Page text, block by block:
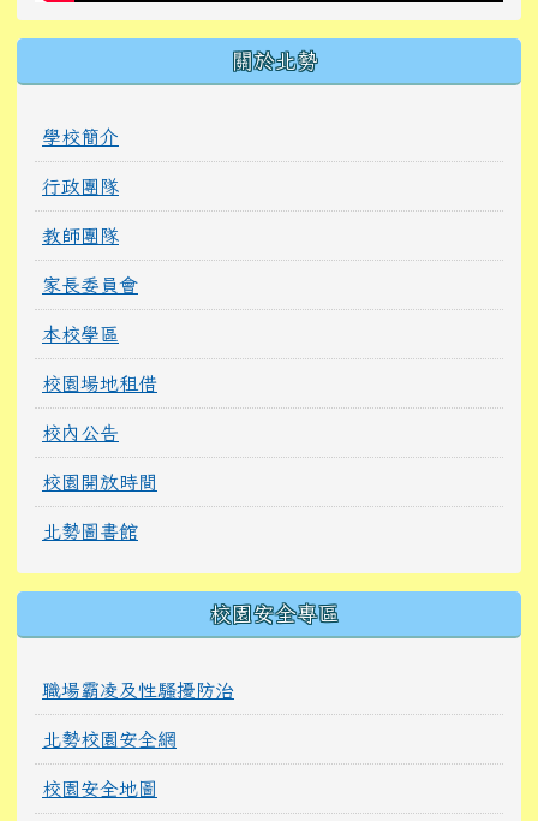
關於北勢
學校簡介
行政團隊
教師團隊
家長委員會
本校學區
校園場地租借
校內公告
校園開放時間
北勢圖書館
校園安全專區
職場霸凌及性騷擾防治
北勢校園安全網
校園安全地圖